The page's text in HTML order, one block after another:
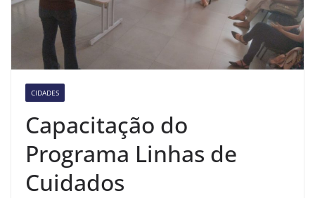
CIDADES
Capacitação do
Programa Linhas de
Cuidados